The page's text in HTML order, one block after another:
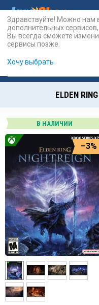
Карты
ELDEN
В НАЛИЧИИ
–3%
Здравствуйте! Можно нам
дополнительных
Вы всегда сможете
сервисы позже.
Хочу выбрать